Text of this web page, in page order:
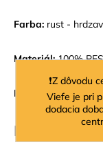
❗Z dôvodu
Viefe je pri
dodacia
Farba: rust -
Materiál:100%
Rozmery:V 103 x
Dodatočné